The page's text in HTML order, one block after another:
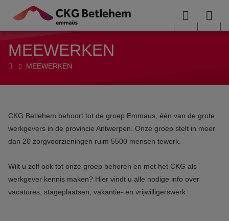
Overslaan en naar de inhoud gaan
Menu
MEEWERKEN
HomeMEEWERKEN
CKG Betlehem behoort tot de groep Emmaus, één van de grote
werkgevers in de provincie Antwerpen. Onze groep stelt in meer
dan 20 zorgvoorzieningen ruim 5500 mensen tewerk.
Wilt u zelf ook tot onze groep behoren en met het CKG als
werkgever kennis maken? Hier vindt u alle nodige info over
vacatures, stageplaatsen, vakantie- en vrijwilligerswerk